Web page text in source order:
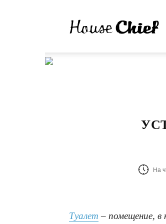
online-
издание
На
Туалет – помещение, в